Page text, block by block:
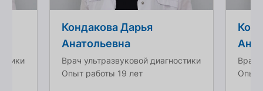
Кондакова Дарья
Анатольевна
Врач ультразвуковой диагностики
Опыт работы 19 лет
Врач
Опыт